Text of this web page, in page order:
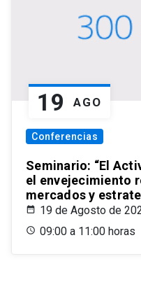
19 AGO
Conferencias
Seminario: “El
el envejecimiento
mercados y
19 de Agosto de
09:00 a 11:00 horas